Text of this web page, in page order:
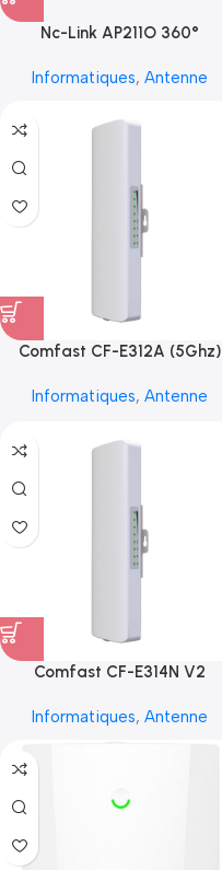
Nc-Link AP211O 360°
Informatiques, Antenne
Comfast CF-E312A (5Ghz)
Informatiques, Antenne
Comfast CF-E314N V2
Informatiques, Antenne